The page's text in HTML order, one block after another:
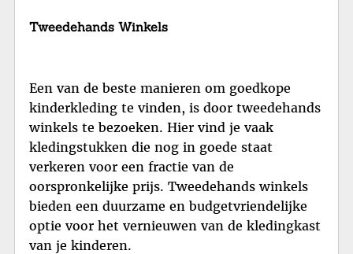
Tweedehands Winkels
Een van de beste manieren om goedkope
kinderkleding te vinden, is door tweedehands
winkels te bezoeken. Hier vind je vaak
kledingstukken die nog in goede staat
verkeren voor een fractie van de
oorspronkelijke prijs. Tweedehands winkels
bieden een duurzame en budgetvriendelijke
optie voor het vernieuwen van de kledingkast
van je kinderen.